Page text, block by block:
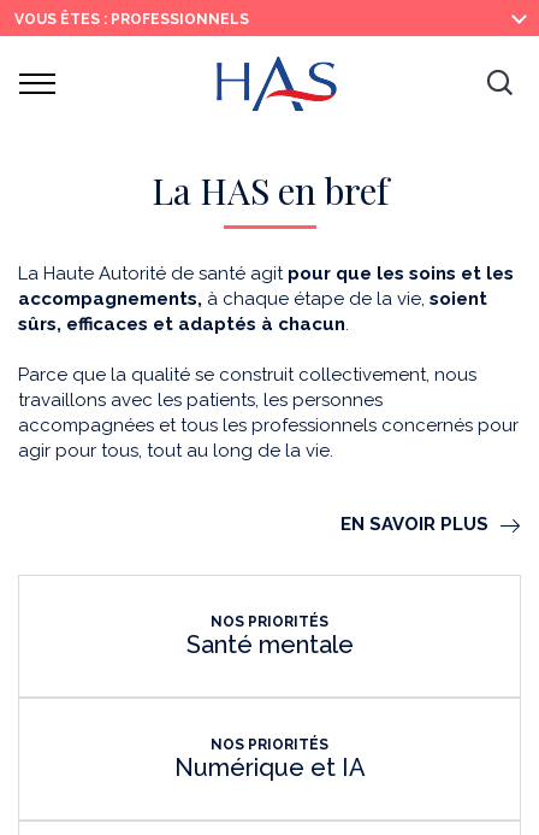
Recherche
Menu
principal
Contenu
principal
VOUS ÊTES : PROFESSIONNELS
Ouvrir
La HAS en bref
La Haute Autorité de santé agit pour que les soins et les
accompagnements, à chaque étape de la vie, soient
sûrs, efficaces et adaptés à chacun.
Parce que la qualité se construit collectivement, nous
travaillons avec les patients, les personnes
accompagnées et tous les professionnels concernés pour
agir pour tous, tout au long de la vie.
EN SAVOIR PLUS
NOS PRIORITÉS
Santé mentale
NOS PRIORITÉS
Numérique et IA